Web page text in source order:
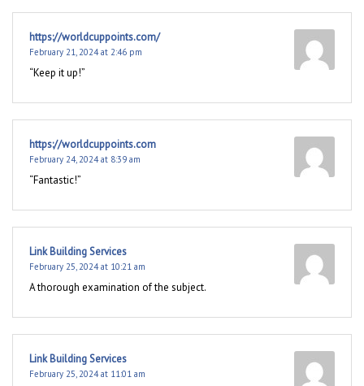
https://worldcuppoints.com/
February 21, 2024 at 2:46 pm
“Keep it up!”
https://worldcuppoints.com
February 24, 2024 at 8:39 am
“Fantastic!”
Link Building Services
February 25, 2024 at 10:21 am
A thorough examination of the subject.
Link Building Services
February 25, 2024 at 11:01 am